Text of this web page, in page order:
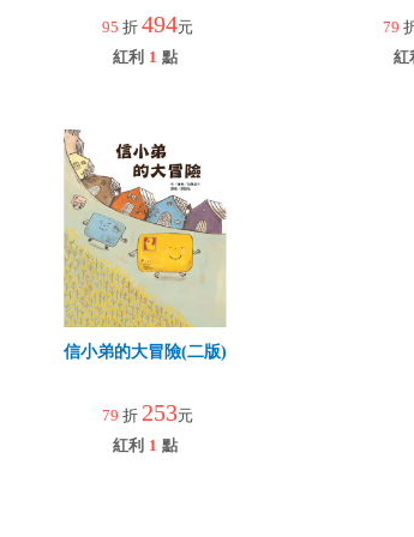
95 折 494元
紅利 1 點
79
紅
信小弟的大冒險(二版)
79 折 253元
紅利 1 點